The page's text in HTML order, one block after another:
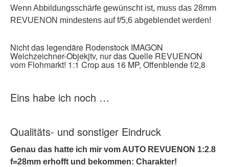
Wenn Abbildungsschärfe gewünscht ist, muss das 28mm
REVUENON mindestens auf f/5,6 abgeblendet werden!
Nicht das legendäre Rodenstock IMAGON
Weichzeichner-Objekjtv, nur das Quelle REVUENON
vom Flohmarkt! 1:1 Crop aus 16 MP, Offenblende f/2,8
Eins habe ich noch …
Qualitäts- und sonstiger Eindruck
Genau das hatte ich mir vom AUTO REVUENON 1:2.8
f=28mm erhofft und bekommen: Charakter!